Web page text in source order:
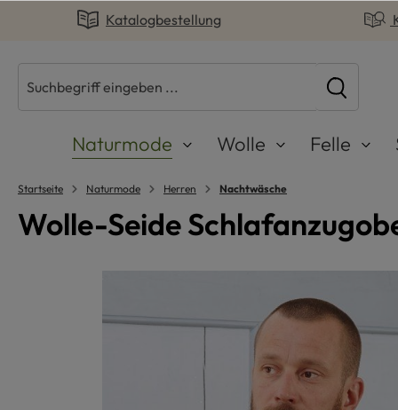
Zur Hauptnavigation springen
Katalogbestellung
Naturmode Wolle Felle
Startseite Naturmode Herren Nachtwäsche
Wolle-Seide